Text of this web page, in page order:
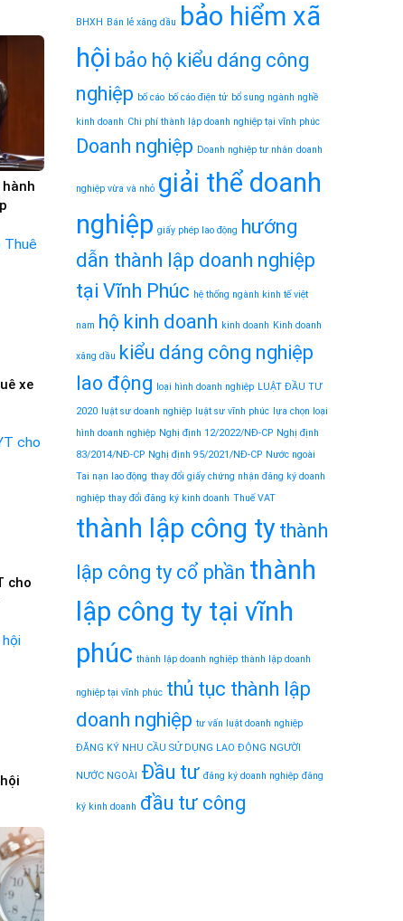
xe
cho
BHXH Bán lẻ xăng dầu
bảo hiểm xã
hội bảo hộ kiểu dáng công
nghiệp bố cáo bố cáo điện tử bổ sung ngành nghề
kinh doanh Chi phí thành lập doanh nghiệp tại vĩnh phúc
Doanh nghiệp Doanh nghiệp tư nhân doanh
nghiệp vừa và nhỏ giải thể doanh
nghiệp giấy phép lao động
hướng
dẫn thành lập doanh nghiệp
tại Vĩnh Phúc hệ thống ngành kinh tế việt
nam hộ kinh doanh kinh doanh Kinh doanh
xăng dầu
kiểu dáng công nghiệp
lao động
loại hình doanh nghiệp LUẬT ĐẦU TƯ
2020 luật sư doanh nghiệp luật sư vĩnh phúc
lựa chọn loại
hình doanh nghiệp Nghị định 12/2022/NĐ-CP Nghị định
83/2014/NĐ-CP Nghị định 95/2021/NĐ-CP Nước ngoài
Tai nạn lao động thay đổi giấy chứng nhận đăng ký doanh
nghiệp thay đổi đăng ký kinh doanh Thuế VAT
thành lập công ty thành
lập công ty cổ phần thành
lập công ty tại vĩnh
phúc thành lập doanh nghiệp thành lập doanh
nghiệp tại vĩnh phúc thủ tục thành lập
doanh nghiệp tư vấn luật doanh nghiệp
ĐĂNG KÝ NHU CẦU SỬ DỤNG LAO ĐỘNG NGƯỜI
NƯỚC NGOÀI Đầu tư đăng ký doanh nghiệp đăng
ký kinh doanh đầu tư công